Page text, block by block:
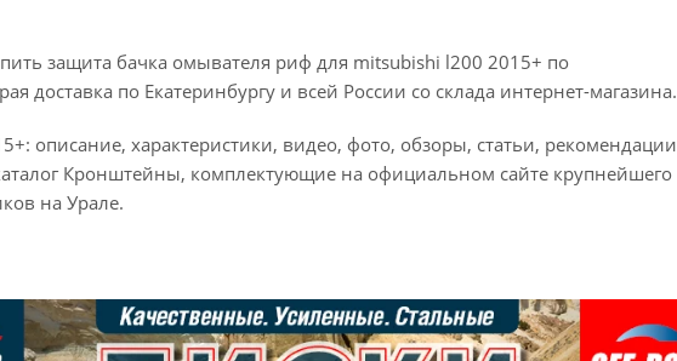
защита бачка омывателя риф для mitsubishi l200 2015+ по
доставка по Екатеринбургу и всей России со склада интернет-магазина.
описание, характеристики, видео, фото, обзоры, статьи, рекомендации
Кронштейны, комплектующие на официальном сайте крупнейшего
на Урале.